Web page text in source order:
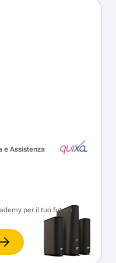
e Assistenza
per il tuo futuro